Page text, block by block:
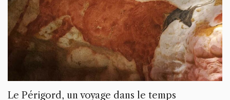
Le Périgord, un voyage dans le temps